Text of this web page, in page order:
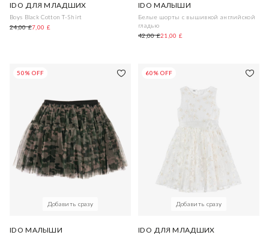
IDO ДЛЯ МЛАДШИХ
Boys Black Cotton T-Shirt
24,00 £7,00 £
IDO МАЛЫШИ
Белые шорты с вышивкой английской
гладью
42,00 £21,00 £
50% OFF
Добавить сразу
IDO МАЛЫШИ
60% OFF
Добавить сразу
IDO ДЛЯ МЛАДШИХ